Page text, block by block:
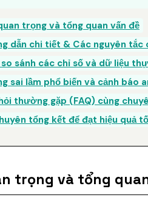
trọng và tổng quan vấn đề
dẫn chi tiết & Các nguyên tắc
so sánh các chỉ số và dữ liệu
sai lầm phổ biến và cảnh báo
thường gặp (FAQ) cùng
tổng kết để đạt hiệu quả
trọng và tổng